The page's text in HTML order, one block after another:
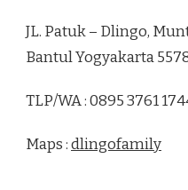
JL. Patuk – Dlingo,
Bantul Yogyakarta
TLP/WA : 0895 3761
Maps :dlingofamily